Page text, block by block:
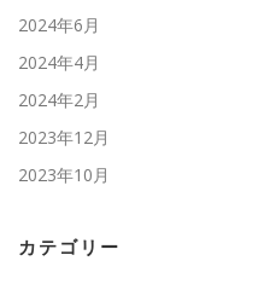
2024年6月
2024年4月
2024年2月
2023年12月
2023年10月
カテゴリー